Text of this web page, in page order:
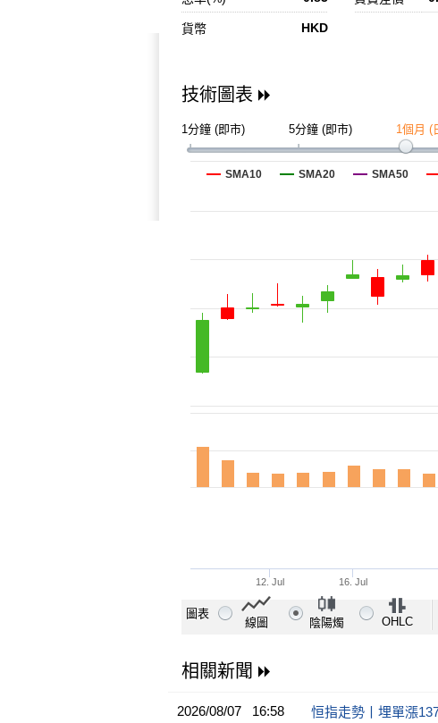
貨幣 HKD
技術圖表
1分鐘 (即市) 5分鐘 (即市) 1個月 (
圖表
線圖 陰陽燭 OHLC
相關新聞
2026/08/07 16:58 恒指走勢丨埋單漲